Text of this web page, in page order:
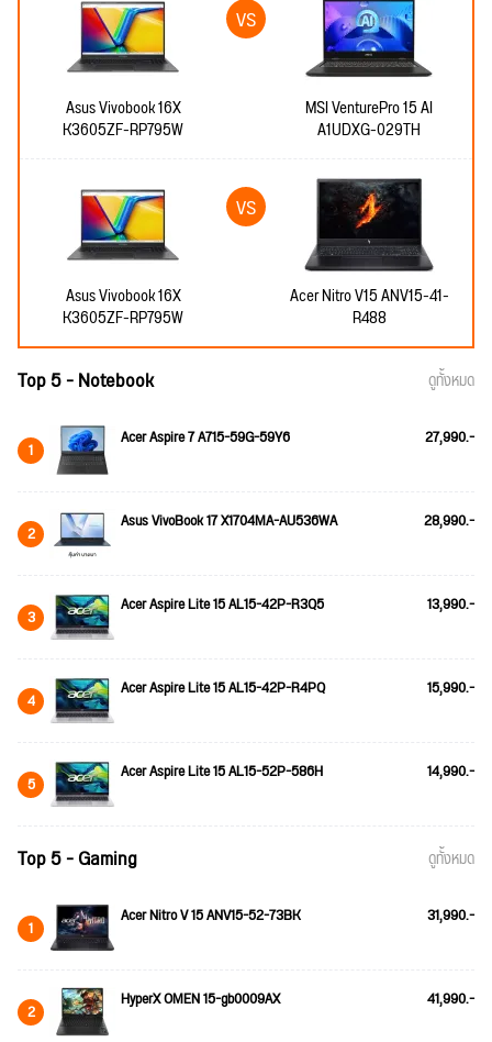
Asus Vivobook 16X
K3605ZF-RP795W
MSI VenturePro 15 AI
A1UDXG-029TH
Asus Vivobook 16X
K3605ZF-RP795W
Acer Nitro V15 ANV15-41-
R488
Top 5 - Notebook ดูทั้งหมด
1 Acer Aspire 7 A715-59G-59Y6 27,990.-
2 Asus VivoBook 17 X1704MA-AU536WA 28,990.-
3 Acer Aspire Lite 15 AL15-42P-R3Q5 13,990.-
4 Acer Aspire Lite 15 AL15-42P-R4PQ 15,990.-
5 Acer Aspire Lite 15 AL15-52P-586H 14,990.-
Top 5 - Gaming ดูทั้งหมด
1 Acer Nitro V 15 ANV15-52-73BK 31,990.-
2 HyperX OMEN 15-gb0009AX 41,990.-